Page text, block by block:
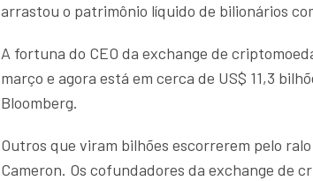
arrastou o patrimônio líquido de bilionários
A fortuna do CEO da exchange de
março e agora está em cerca de US$ 11,3
Bloomberg.
Outros que viram bilhões escorrerem pelo
Cameron. Os cofundadores da exchange de